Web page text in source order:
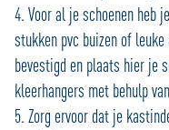
4. Voor al je schoenen heb
stukken pvc buizen of
bevestigd en plaats hier je
kleerhangers met behulp
5. Zorg ervoor dat je